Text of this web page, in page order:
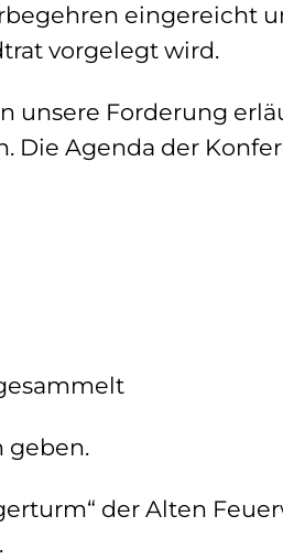
eingereicht
vorgelegt wird.
unsere Forderung
Agenda der
geben.
der Alten